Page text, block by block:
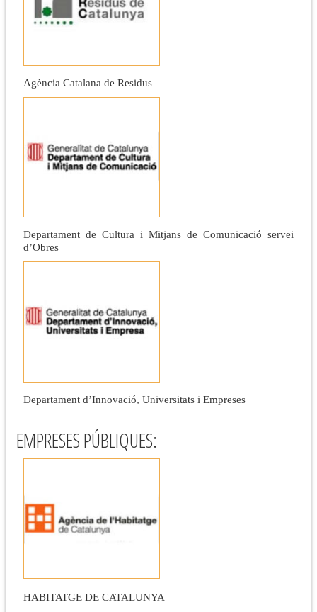
Agència Catalana de Residus
Departament de Cultura i Mitjans de Comunicació servei
d’Obres
Departament d’Innovació, Universitats i Empreses
EMPRESES PÚBLIQUES:
HABITATGE DE CATALUNYA